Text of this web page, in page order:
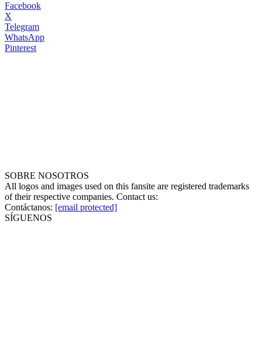
Facebook
X
Telegram
WhatsApp
Pinterest
SOBRE NOSOTROS
All logos and images used on this fansite are registered trademarks
of their respective companies. Contact us:
Contáctanos: [email protected]
SÍGUENOS